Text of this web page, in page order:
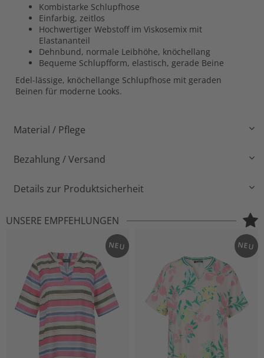
Kombistarke Schlupfhose
Einfarbig, zeitlos
Hochwertiger Webstoff im Viskosemix mit
Elastananteil
Dehnbund, normale Leibhöhe, knöchellang
Bequeme Schlupfform, elastisch, gerade Beine
Edel-lässige, knöchellange Schlupfhose mit geraden
Beinen für moderne Looks.
Material / Pflege
Bezahlung / Versand
Details zur Produktsicherheit
UNSERE EMPFEHLUNGEN
NEU NEU